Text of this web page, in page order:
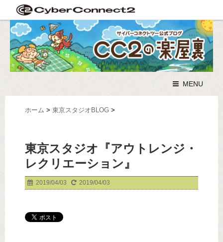
MENU
ホーム > 東京スタジオBLOG >
東京スタジオ『アウトレンジ・
レクリエーション』
2019/04/03 2019/04/03